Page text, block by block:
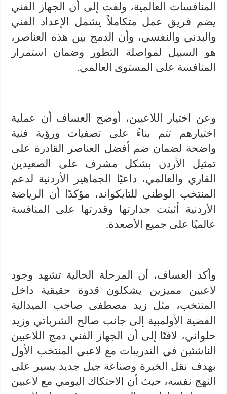
المنافسات العالمية، ولفت إلى أن الجهاز الفني
يضم فريق عمل متكاملاً يشمل الإعداد الفني
والبدني والنفسي، وأن الدمج بين هذه العناصر،
هو السبيل لمواصلة التطور وضمان استمرار
المنافسة على المستوى العالمي.
وعن اختيار اللاعبين، أوضح العساف أن عملية
اختيارهم تتم بناءً على تصفيات ورؤية فنية
واضحة لضمان ضم أفضل العناصر القادرة على
تمثيل الأردن بشكل مشرف على الصعيدين
القاري والعالمي، داعيًا الجماهير الأردنية لدعم
المنتخب الوطني للتايكواند، مؤكدًا أن الرياضة
الأردنية أثبتت جدارتها وقدرتها على المنافسة
عالميًا على جميع الأصعدة.
وأكد العساف، أن المرحلة الحالية تشهد وجود
لاعبين مميزين يشكلون قدوة حقيقية داخل
المنتخب، مثل زيد مصطفى صاحب الميدالية
الفضية الأولمبية إلى جانب صالح الشرباتي وزيد
حلواني، لافتًا إلى أن الجهاز الفني دمج اللاعبين
الناشئين في التدريبات مع لاعبي المنتخب الأول
بهدف نقل الخبرة وصناعة جيل جديد يسير على
النهج نفسه، حيث أن الاحتكاك اليومي مع لاعبين